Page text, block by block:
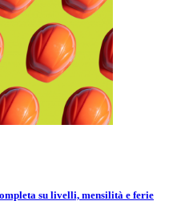
su livelli, mensilità e ferie